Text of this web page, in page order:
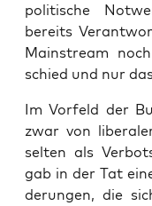
poli­ti­sche
bereits
Main­stream
schied und nur
Im Vor­feld der
zwar von
sel­ten als
gab in der Tat
de­run­gen, die